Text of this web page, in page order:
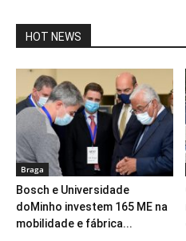
HOT NEWS
Braga
Bosch e Universidade
doMinho investem 165 ME na
mobilidade e fábrica...